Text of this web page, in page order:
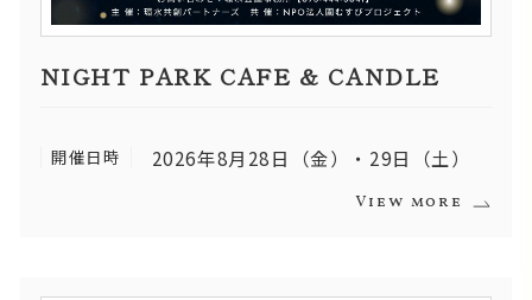
NIGHT PARK CAFE & CANDLE
開催日時 2026年8月28日（金）・29日（土）
View more